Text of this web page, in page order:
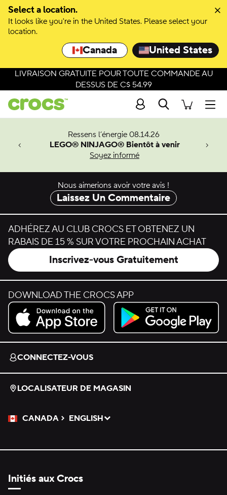
Select a location.
It looks like you're in the United States. Please select your
location.
Canada United States
LIVRAISON GRATUITE POUR TOUTE COMMANDE AU
DESSUS DE C$ 54.99
Recherche
Ressens l’énergie 08.14.26
LEGO® NINJAGO® Bientôt à venir
Soyez informé
Man.
Nous aimerions avoir votre avis !
Laissez Un Commentaire
ADHÉREZ AU CLUB CROCS ET OBTENEZ UN
RABAIS DE 15 % SUR VOTRE PROCHAIN ACHAT
Inscrivez-vous Gratuitement
DOWNLOAD THE CROCS APP
Download on the App Store.
Get it on Google Play.
CONNECTEZ-VOUS
LOCALISATEUR DE MAGASIN
CANADA
Veuillez sélectionner une langue
ENGLISH
Sélectionné
Initiés aux Crocs